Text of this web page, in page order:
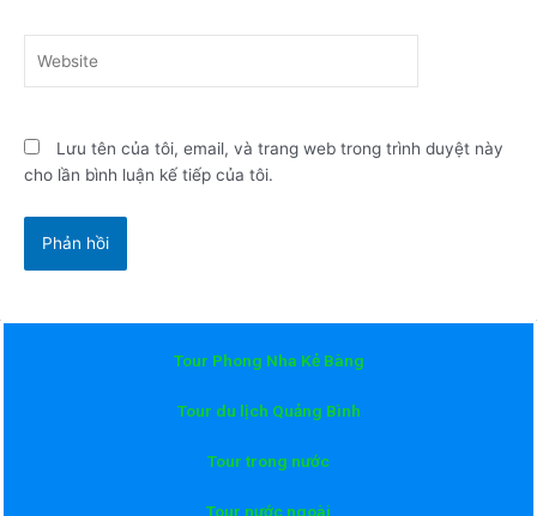
Lưu tên của tôi, email, và trang web trong trình duyệt này
cho lần bình luận kế tiếp của tôi.
Tour Phong Nha Kẻ Bàng
Tour du lịch Quảng Bình
Tour trong nước
Tour nước ngoài